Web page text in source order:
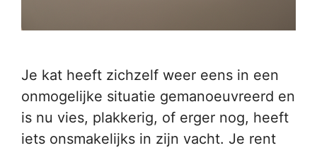
Je kat heeft zichzelf weer eens in een
onmogelijke situatie gemanoeuvreerd en
is nu vies, plakkerig, of erger nog, heeft
iets onsmakelijks in zijn vacht. Je rent